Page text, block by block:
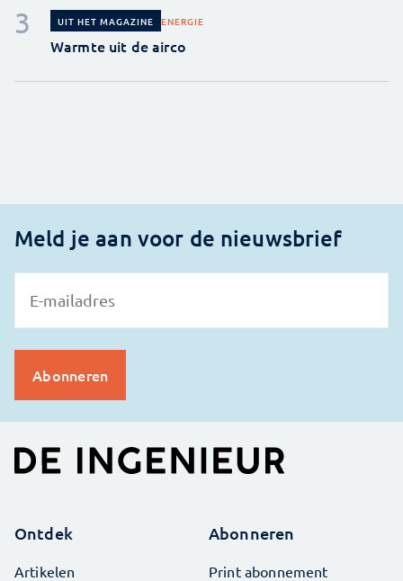
UIT HET MAGAZINE ENERGIE
Warmte uit de airco
Meld je aan voor de nieuwsbrief
Ontdek
Artikelen
Abonneren
Print abonnement